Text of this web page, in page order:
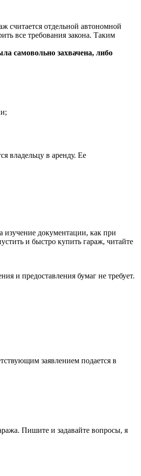
считается отдельной автономной
все требования закона. Таким
самовольно захвачена, либо
владельцу в аренду. Ее
изучение документации, как при
и быстро купить гараж, читайте
и предоставления бумаг не требует.
заявлением подается в
Пишите и задавайте вопросы, я